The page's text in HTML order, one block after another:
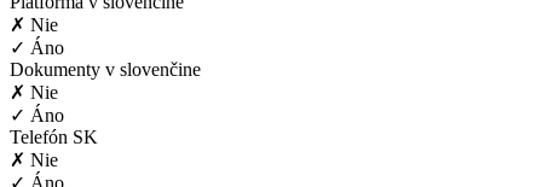
✗ Nie
✓ Áno
Dokumenty v slovenčine
✗ Nie
✓ Áno
Telefón SK
✗ Nie
✓ Áno